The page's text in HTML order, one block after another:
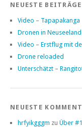
NEUESTE BEITRÄGE
Video – Tapapakanga
Dronen in
Video – Erstflug mit
Drone reloaded
Unterschätzt –
NEUESTE
hrfyikgggm zu Über